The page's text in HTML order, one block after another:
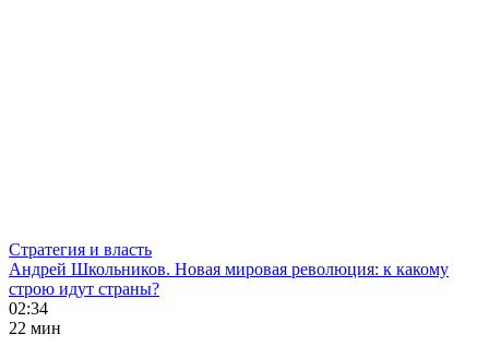
Стратегия и власть
Андрей Школьников. Новая мировая революция: к какому
строю идут страны?
02:34
22 мин